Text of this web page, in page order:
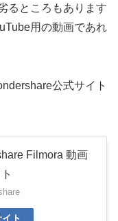
るところもあります
用の動画であれ
公式サイト
Filmora 動画
ト